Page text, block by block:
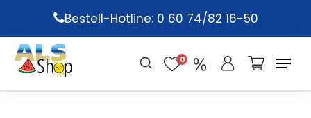
main
content
Bestell-Hotline: 0 60 74/82 16-50
0